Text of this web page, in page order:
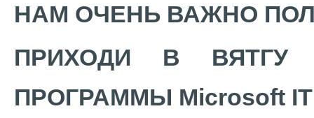
НАМ ОЧЕНЬ ВАЖНО
ПРИХОДИ В ВЯТГУ
ПРОГРАММЫ Microsoft IT